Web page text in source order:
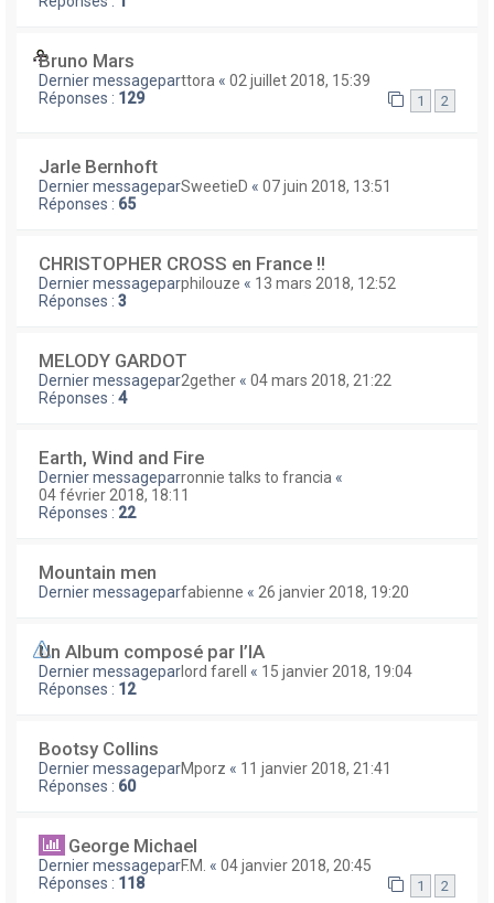
Bruno Mars
Dernier messageparttora « 02 juillet 2018, 15:39
Réponses : 129 1 2
Jarle Bernhoft
Dernier messageparSweetieD « 07 juin 2018, 13:51
Réponses : 65
CHRISTOPHER CROSS en France !!
Dernier messageparphilouze « 13 mars 2018, 12:52
Réponses : 3
MELODY GARDOT
Dernier messagepar2gether « 04 mars 2018, 21:22
Réponses : 4
Earth, Wind and Fire
Dernier messageparronnie talks to francia «
04 février 2018, 18:11
Réponses : 22
Mountain men
Dernier messageparfabienne « 26 janvier 2018, 19:20
Un Album composé par l’IA
Dernier messageparlord farell « 15 janvier 2018, 19:04
Réponses : 12
Bootsy Collins
Dernier messageparMporz « 11 janvier 2018, 21:41
Réponses : 60
George Michael
Dernier messageparF.M. « 04 janvier 2018, 20:45
Réponses : 118 1 2